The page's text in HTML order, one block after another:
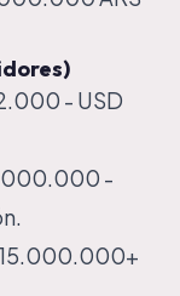
- USD
-